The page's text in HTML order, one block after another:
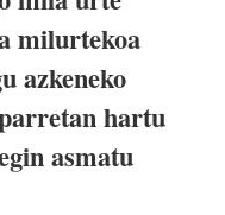
milurtekoa
azkeneko
hartu
asmatu